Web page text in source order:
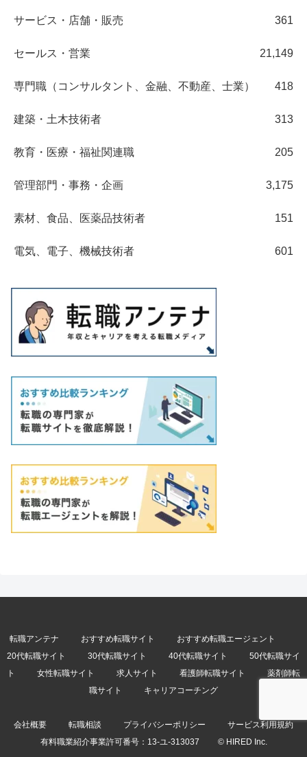
サービス・店舗・販売 361
セールス・営業 21,149
専門職（コンサルタント、金融、不動産、士業） 418
建築・土木技術者 313
教育・医療・福祉関連職 205
管理部門・事務・企画 3,175
素材、食品、医薬品技術者 151
電気、電子、機械技術者 601
転職アンテナ おすすめ転職サイト
おすすめ転職エージェント
20代転職サイト
30代転職サイト 40代転職サイト
50代転職サイ
ト
女性転職サイト 求人サイト 看護師転職サイト
薬剤師転
職サイト
キャリアコーチング
会社概要 転職相談 プライバシーポリシー
サービス利用規約
有料職業紹介事業許可番号： 13-ユ-313037 © HIRED Inc.